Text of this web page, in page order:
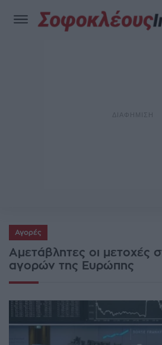
Αγορές
Αμετάβλητες οι μετοχές
αγορών της Ευρώπης